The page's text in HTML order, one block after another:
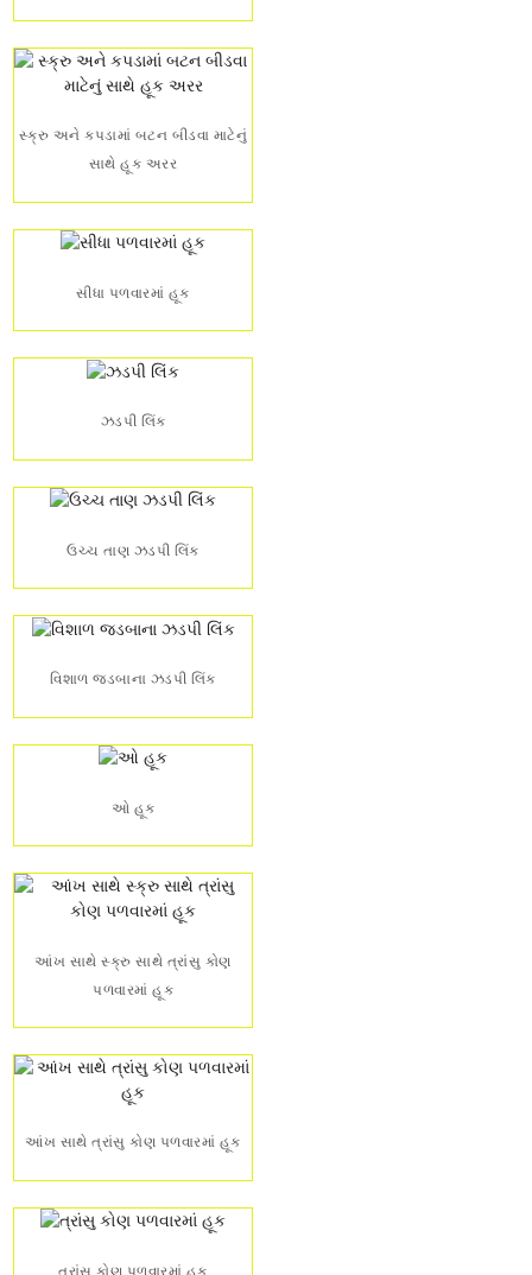
સ્ક્રુ અને કપડામાં બટન બીડવા માટેનું
સાથે હૂક અરર
સીધા પળવારમાં હૂક
ઝડપી લિંક
ઉચ્ચ તાણ ઝડપી લિંક
વિશાળ જડબાના ઝડપી લિંક
ઓ હૂક
આંખ સાથે સ્ક્રુ સાથે ત્રાંસુ કોણ
પળવારમાં હૂક
આંખ સાથે ત્રાંસુ કોણ પળવારમાં હૂક
ત્રાંસુ કોણ પળવારમાં હૂક